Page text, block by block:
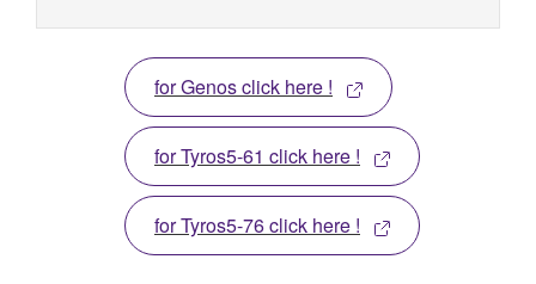
for Genos click here !
for Tyros5-61 click here !
for Tyros5-76 click here !